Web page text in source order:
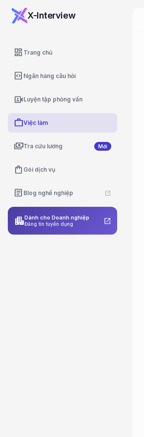
X-Interview
dashboard Trang chủ
code_blocks Ngân hàng câu hỏi
video_camera_frontLuyện tập phỏng vấn
workViệc làm
paymentsTra cứu lương Mới
shopping_bag Gói dịch vụ
article Blog nghề nghiệp open_in_new
apartmentDành cho Doanh nghiệp
Đăng tin tuyển dụng open_in_new